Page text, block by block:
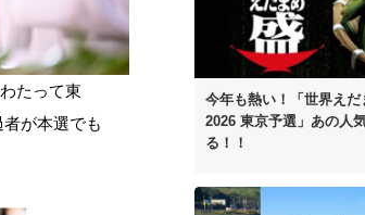
たって東
が本選でも
今年も熱い！
「世界え
2026 東京予選」 あの人
る！！